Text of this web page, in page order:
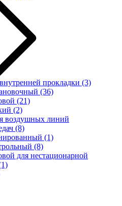
прокладки (3)
(36)
(21)
(2)
воздушных линий
(8)
(1)
(8)
для нестационарной